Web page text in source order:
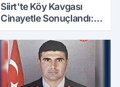
Siirt'te Köy Kavgası
Cinayetle Sonuçlandı:
Kaybetti